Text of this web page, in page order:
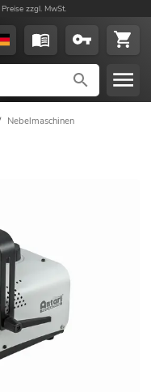
zzgl. MwSt.
Nebelmaschinen